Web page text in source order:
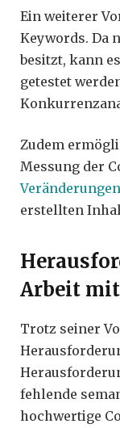
Ein weiterer
Keywords. Da
besitzt, kann
getestet
Zudem
Messung der
Veränderungen
erstellten
Arbeit
Trotz seiner
fehlende
hochwertige